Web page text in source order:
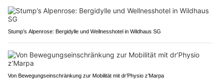
Stump’s Alpenrose: Bergidylle und Wellnesshotel in Wildhaus SG
Von Bewegungseinschränkung zur Mobilität mit dr’Physio z’Marpa